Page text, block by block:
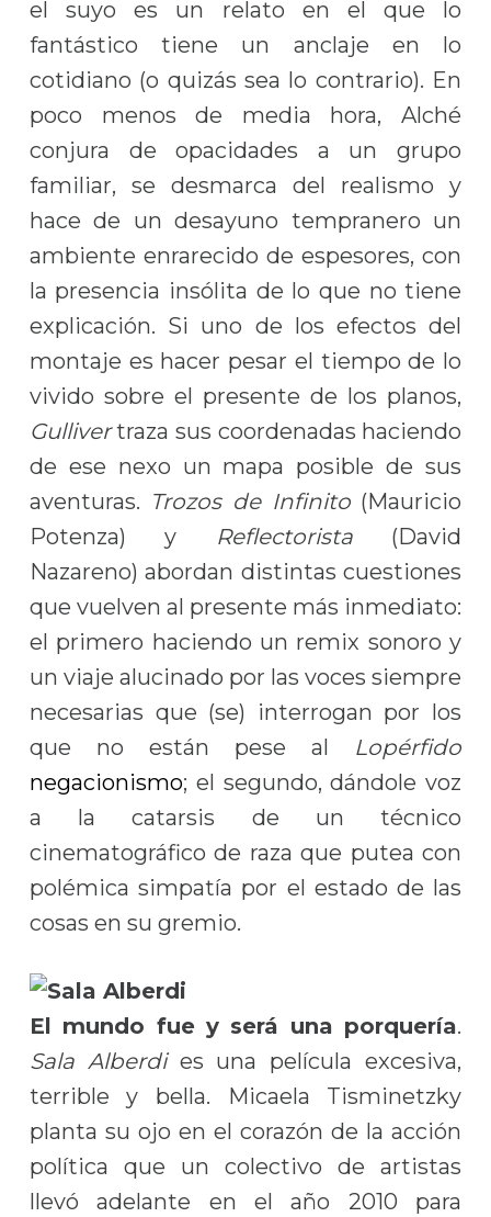
el suyo es un relato en el que lo
fantástico tiene un anclaje en lo
cotidiano (o quizás sea lo contrario). En
poco menos de media hora, Alché
conjura de opacidades a un grupo
familiar, se desmarca del realismo y
hace de un desayuno tempranero un
ambiente enrarecido de espesores, con
la presencia insólita de lo que no tiene
explicación. Si uno de los efectos del
montaje es hacer pesar el tiempo de lo
vivido sobre el presente de los planos,
Gullivertraza sus coordenadas haciendo
de ese nexo un mapa posible de sus
aventuras. Trozos de Infinito(Mauricio
Potenza) y Reflectorista(David
Nazareno) abordan distintas cuestiones
que vuelven al presente más inmediato:
el primero haciendo un remix sonoro y
un viaje alucinado por las voces siempre
necesarias que (se) interrogan por los
que no están pese al Lopérfido
negacionismo; el segundo, dándole voz
a la catarsis de un técnico
cinematográfico de raza que putea con
polémica simpatía por el estado de las
cosas en su gremio.
El mundo fue y será una porquería.
Sala Alberdies una película excesiva,
terrible y bella. Micaela Tisminetzky
planta su ojo en el corazón de la acción
política que un colectivo de artistas
llevó adelante en el año 2010 para